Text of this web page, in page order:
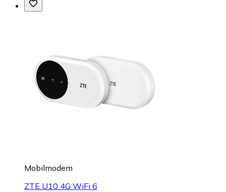
Mobilmodem
ZTE U10 4G WiFi 6